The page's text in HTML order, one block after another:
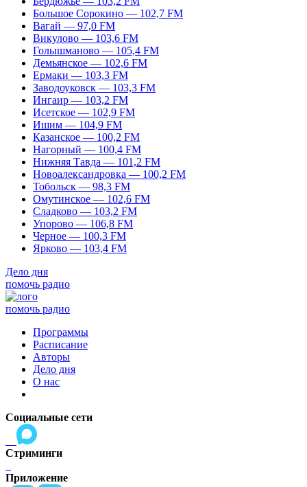
Большое Сорокино — 102,7 FM
Вагай — 97,0 FM
Викулово — 103,6 FM
Голышманово — 105,4 FM
Демьянское — 102,6 FM
Ермаки — 103,3 FM
Заводоуковск — 103,3 FM
Ингаир — 103,2 FM
Исетское — 102,9 FM
Ишим — 104,9 FM
Казанское — 100,2 FM
Нагорный — 100,4 FM
Нижняя Тавда — 101,2 FM
Новоалександровка — 100,2 FM
Тобольск — 98,3 FM
Омутинское — 102,6 FM
Сладково — 103,2 FM
Упорово — 106,8 FM
Черное — 100,3 FM
Ярково — 103,4 FM
Дело дня
помочь радио
помочь радио
Программы
Расписание
Авторы
Дело дня
О нас
Социальные сети
Стриминги
Приложение